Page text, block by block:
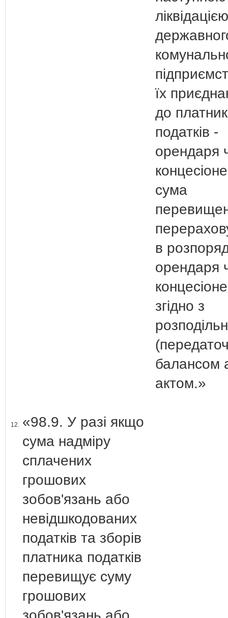
ліквідацією
їх
до
податків -
орендаря
сума
в
орендаря
згідно з
балансом
актом.»
12. «98.9. У разі якщо
сума надміру
сплачених
грошових
зобов'язань або
невідшкодованих
податків та зборів
платника податків
перевищує суму
грошових